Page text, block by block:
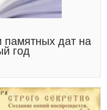
памятных дат на
год